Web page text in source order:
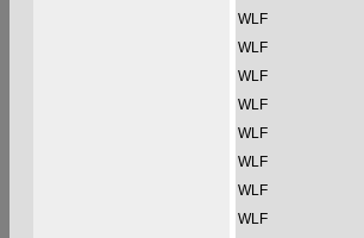
WLF
WLF
WLF
WLF
WLF
WLF
WLF
WLF